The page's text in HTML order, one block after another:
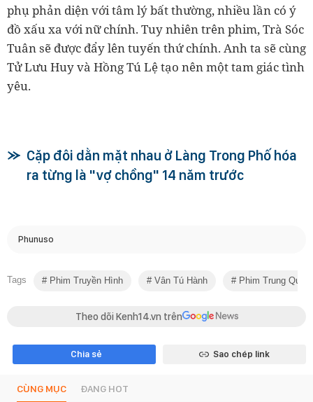
phụ phản diện với tâm lý bất thường, nhiều lần có ý
đồ xấu xa với nữ chính. Tuy nhiên trên phim, Trà Sóc
Tuân sẽ được đẩy lên tuyến thứ chính. Anh ta sẽ cùng
Tử Lưu Huy và Hồng Tú Lệ tạo nên một tam giác tình
yêu.
Cặp đôi dằn mặt nhau ở Làng Trong Phố hóa
ra từng là "vợ chồng" 14 năm trước
Phunuso
Tags Phim Truyền Hình Vân Tú Hành Phim Trung Quốc
Theo dõi Kenh14.vn trên
Chia sẻ Sao chép link
CÙNG MỤC ĐANG HOT